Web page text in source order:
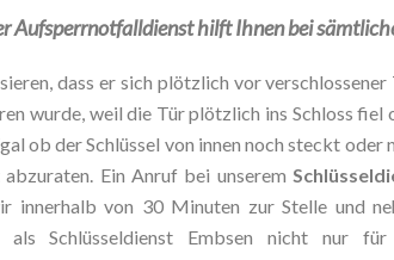
Aufsperrnotfalldienst hilft Ihnen bei
dass er sich plötzlich vor
wurde, weil die Tür plötzlich ins Schloss fiel
ob der Schlüssel von innen noch steckt oder
Ein Anruf bei unserem
innerhalb von 30 Minuten zur Stelle und
Schlüsseldienst Embsen nicht nur für